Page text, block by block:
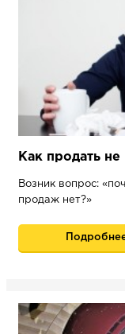
Как продать
Возник вопрос:
продаж нет?»